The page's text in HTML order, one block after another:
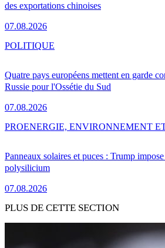
des exportations chinoises
07.08.2026
Quatre pays européens mettent en garde
Russie pour l'Ossétie du Sud
07.08.2026
POLITIQUE
Panneaux solaires et puces : Trump
polysilicium
07.08.2026
PROENERGIE, ENVIRONNEMENT
PLUS DE CETTE SECTION